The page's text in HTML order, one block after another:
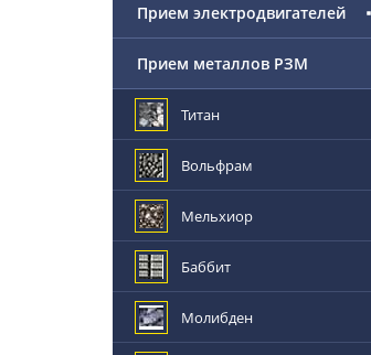
Прием электродвигателей
Прием металлов РЗМ
Титан
Вольфрам
Мельхиор
Баббит
Молибден